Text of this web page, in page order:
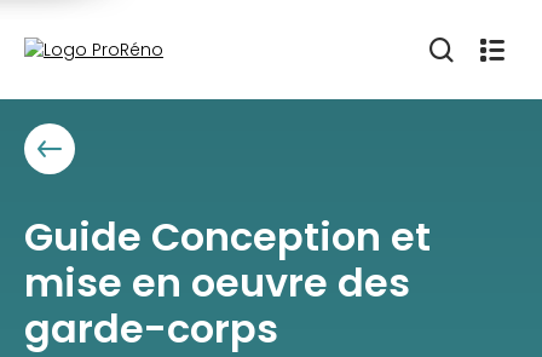
Guide Conception et
mise en oeuvre des
garde-corps